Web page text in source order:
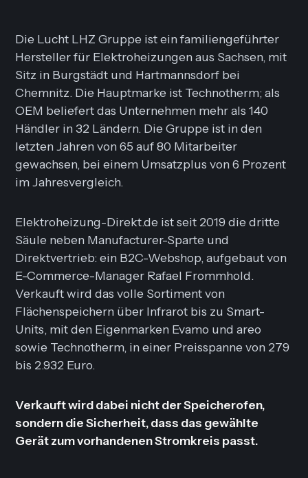
Die Lucht LHZ Gruppe ist ein familiengeführter
Hersteller für Elektroheizungen aus Sachsen, mit
Sitz in Burgstädt und Hartmannsdorf bei
Chemnitz. Die Hauptmarke ist Technotherm; als
OEM beliefert das Unternehmen mehr als 140
Händler in 32 Ländern. Die Gruppe ist in den
letzten Jahren von 65 auf 80 Mitarbeiter
gewachsen, bei einem Umsatzplus von 6 Prozent
im Jahresvergleich.
Elektroheizung-Direkt.de ist seit 2019 die dritte
Säule neben Manufacturer-Sparte und
Direktvertrieb: ein B2C-Webshop, aufgebaut von
E-Commerce-Manager Rafael Frommhold.
Verkauft wird das volle Sortiment von
Flächenspeichern über Infrarot bis zu Smart-
Units, mit den Eigenmarken Evamo und areo
sowie Technotherm, in einer Preisspanne von 279
bis 2.932 Euro.
Verkauft wird dabei nicht der Speicherofen,
sondern die Sicherheit, dass das gewählte
Gerät zum vorhandenen Stromkreis passt.